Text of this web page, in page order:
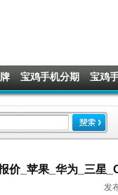
宝鸡手机分期 宝鸡
价_苹果_华为_三星
发